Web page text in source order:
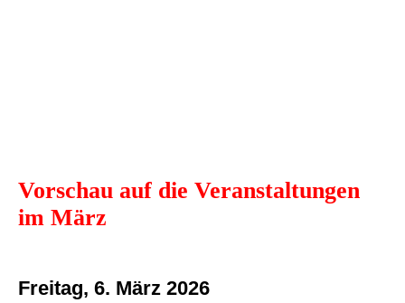
Vorschau auf die Veranstaltungen
im März
Freitag, 6. März 2026